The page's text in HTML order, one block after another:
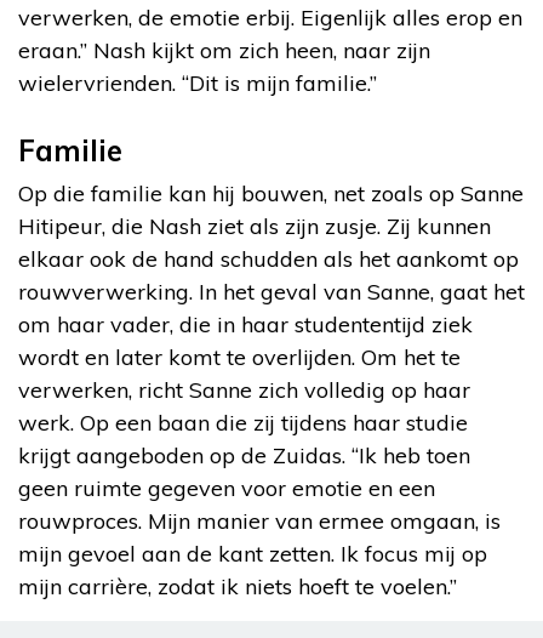
verwerken, de emotie erbij. Eigenlijk alles erop en
eraan.” Nash kijkt om zich heen, naar zijn
wielervrienden. “Dit is mijn familie.”
Familie
Op die familie kan hij bouwen, net zoals op Sanne
Hitipeur, die Nash ziet als zijn zusje. Zij kunnen
elkaar ook de hand schudden als het aankomt op
rouwverwerking. In het geval van Sanne, gaat het
om haar vader, die in haar studententijd ziek
wordt en later komt te overlijden. Om het te
verwerken, richt Sanne zich volledig op haar
werk. Op een baan die zij tijdens haar studie
krijgt aangeboden op de Zuidas. “Ik heb toen
geen ruimte gegeven voor emotie en een
rouwproces. Mijn manier van ermee omgaan, is
mijn gevoel aan de kant zetten. Ik focus mij op
mijn carrière, zodat ik niets hoeft te voelen.”